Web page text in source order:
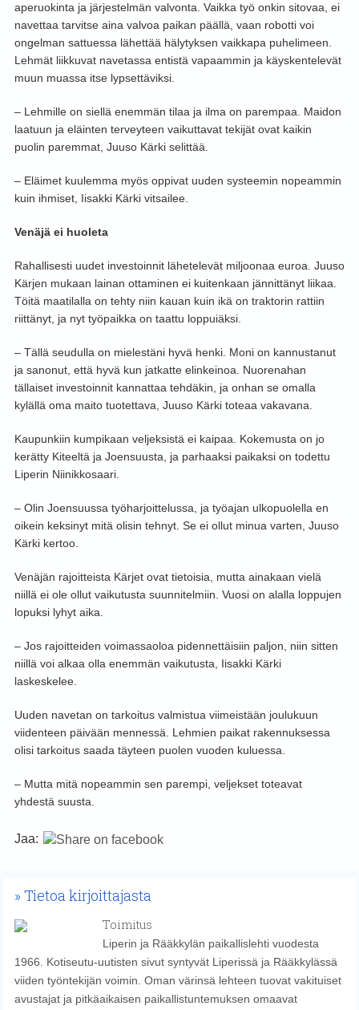
aperuokinta ja järjestelmän valvonta. Vaikka työ onkin sitovaa, ei
navettaa tarvitse aina valvoa paikan päällä, vaan robotti voi
ongelman sattuessa lähettää hälytyksen vaikkapa puhelimeen.
Lehmät liikkuvat navetassa entistä vapaammin ja käyskentelevät
muun muassa itse lypsettäviksi.
– Lehmille on siellä enemmän tilaa ja ilma on parempaa. Maidon
laatuun ja eläinten terveyteen vaikuttavat tekijät ovat kaikin
puolin paremmat, Juuso Kärki selittää.
– Eläimet kuulemma myös oppivat uuden systeemin nopeammin
kuin ihmiset, Iisakki Kärki vitsailee.
Venäjä ei huoleta
Rahallisesti uudet investoinnit lähetelevät miljoonaa euroa. Juuso
Kärjen mukaan lainan ottaminen ei kuitenkaan jännittänyt liikaa.
Töitä maatilalla on tehty niin kauan kuin ikä on traktorin rattiin
riittänyt, ja nyt työpaikka on taattu loppuiäksi.
– Tällä seudulla on mielestäni hyvä henki. Moni on kannustanut
ja sanonut, että hyvä kun jatkatte elinkeinoa. Nuorenahan
tällaiset investoinnit kannattaa tehdäkin, ja onhan se omalla
kylällä oma maito tuotettava, Juuso Kärki toteaa vakavana.
Kaupunkiin kumpikaan veljeksistä ei kaipaa. Kokemusta on jo
kerätty Kiteeltä ja Joensuusta, ja parhaaksi paikaksi on todettu
Liperin Niinikkosaari.
– Olin Joensuussa työharjoittelussa, ja työajan ulkopuolella en
oikein keksinyt mitä olisin tehnyt. Se ei ollut minua varten, Juuso
Kärki kertoo.
Venäjän rajoitteista Kärjet ovat tietoisia, mutta ainakaan vielä
niillä ei ole ollut vaikutusta suunnitelmiin. Vuosi on alalla loppujen
lopuksi lyhyt aika.
– Jos rajoitteiden voimassaoloa pidennettäisiin paljon, niin sitten
niillä voi alkaa olla enemmän vaikutusta, Iisakki Kärki
laskeskelee.
Uuden navetan on tarkoitus valmistua viimeistään joulukuun
viidenteen päivään mennessä. Lehmien paikat rakennuksessa
olisi tarkoitus saada täyteen puolen vuoden kuluessa.
– Mutta mitä nopeammin sen parempi, veljekset toteavat
yhdestä suusta.
Jaa:
Tietoa kirjoittajasta
Toimitus
Liperin ja Rääkkylän paikallislehti vuodesta
1966. Kotiseutu-uutisten sivut syntyvät Liperissä ja Rääkkylässä
viiden työntekijän voimin. Oman värinsä lehteen tuovat vakituiset
avustajat ja pitkäaikaisen paikallistuntemuksen omaavat